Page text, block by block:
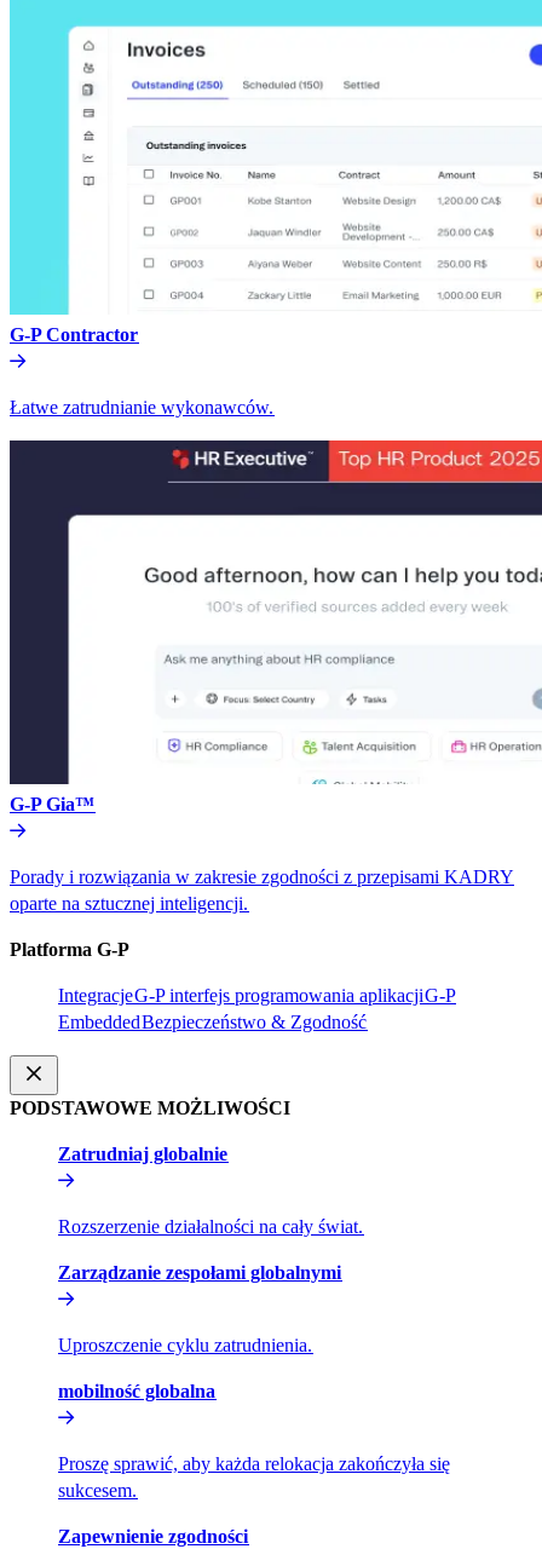
G-P Contractor​​
Łatwe zatrudnianie wykonawców.​​
G-P Gia™​​
Porady i rozwiązania w zakresie zgodności z przepisami KADRY
oparte na sztucznej inteligencji.​​
Platforma G-P​​
Integracje​​G-P interfejs programowania aplikacji​​G-P
Embedded​​Bezpieczeństwo & Zgodność​​
PODSTAWOWE MOŻLIWOŚCI​​
Zatrudniaj globalnie​​
Rozszerzenie działalności na cały świat.​​
Zarządzanie zespołami globalnymi​​
Uproszczenie cyklu zatrudnienia.​​
mobilność globalna​​
Proszę sprawić, aby każda relokacja zakończyła się
sukcesem.​​
Zapewnienie zgodności​​